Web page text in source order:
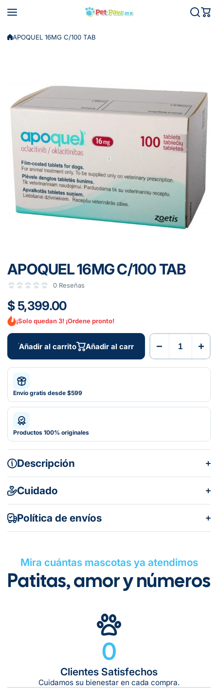
APOQUEL 16MG C/100 TAB
APOQUEL 16MG C/100 TAB
0 Reseñas
$ 5,399.00
¡Solo quedan 3! ¡Ordene pronto!
Añadir al carrito Añadir al carrito − +
Envío gratis desde $599
Productos 100% originales
Descripción
Cuidado
Política de envíos
Gratuito en todos los pedidos
Tiempo de entrega estimado: 5 a 7 días hábiles
Gratis en compras de $599 o más
Mira cuántas mascotas ya atendimos
Patitas, amor y números
0
Clientes Satisfechos
Cuidamos su bienestar en cada compra.